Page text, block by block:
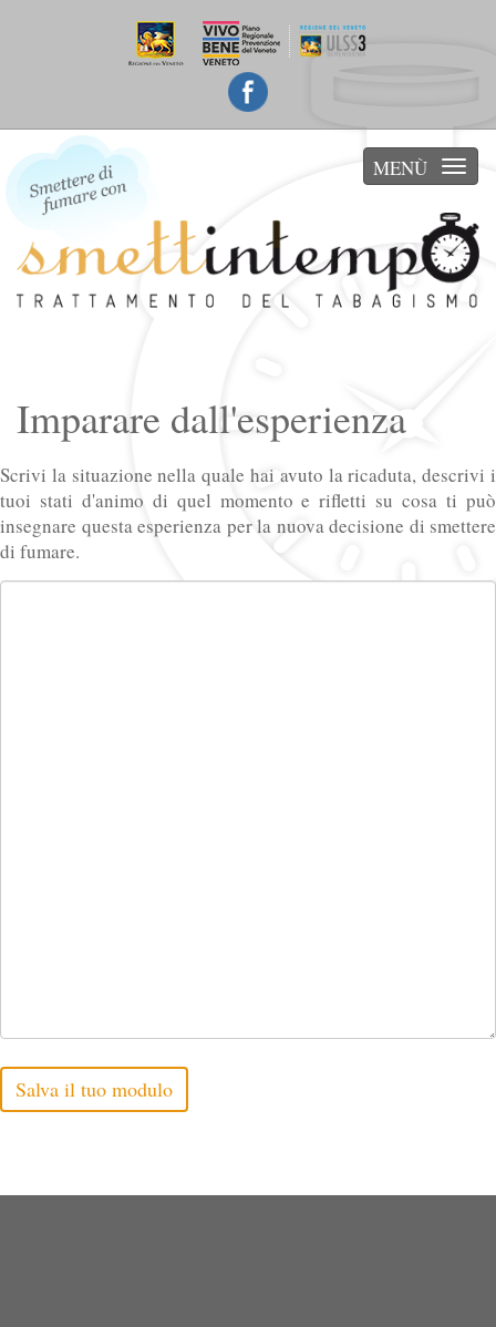
Imparare dall'esperienza
Scrivi la situazione nella quale hai avuto la ricaduta, descrivi i
tuoi stati d'animo di quel momento e rifletti su cosa ti può
insegnare questa esperienza per la nuova decisione di smettere
di fumare.